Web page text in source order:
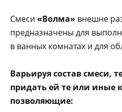
Смеси «Волма» внешне
предназначены для
в ванных комнатах и для
Варьируя состав смеси,
придать ей те или иные
позволяющие: